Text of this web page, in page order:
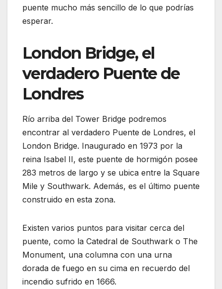
puente mucho más sencillo de lo que podrías
esperar.
London Bridge, el
verdadero Puente de
Londres
Río arriba del Tower Bridge podremos
encontrar al verdadero Puente de Londres, el
London Bridge. Inaugurado en 1973 por la
reina Isabel II, este puente de hormigón posee
283 metros de largo y se ubica entre la Square
Mile y Southwark. Además, es el último puente
construido en esta zona.
Existen varios puntos para visitar cerca del
puente, como la Catedral de Southwark o The
Monument, una columna con una urna
dorada de fuego en su cima en recuerdo del
incendio sufrido en 1666.